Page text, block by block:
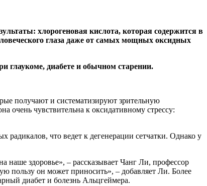
хлорогеновая кислота, которая содержится в
глаза даже от самых мощных оксидных
глаукоме, диабете и обычном старении.
получают и систематизируют зрительную
очень чувствительна к оксидативному стрессу:
что ведет к дегенерации сетчатки. Однако у
наше здоровье», – рассказывает Чанг Ли, профессор
пользу он может приносить», – добавляет Ли. Более
диабет и болезнь Альцгеймера.